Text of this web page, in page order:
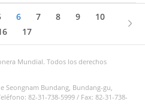
6 7 8 9 10
17
Mundial. Todos los derechos
Seongnam Bundang, Bundang-gu,
82-31-738-5999 / Fax: 82-31-738-